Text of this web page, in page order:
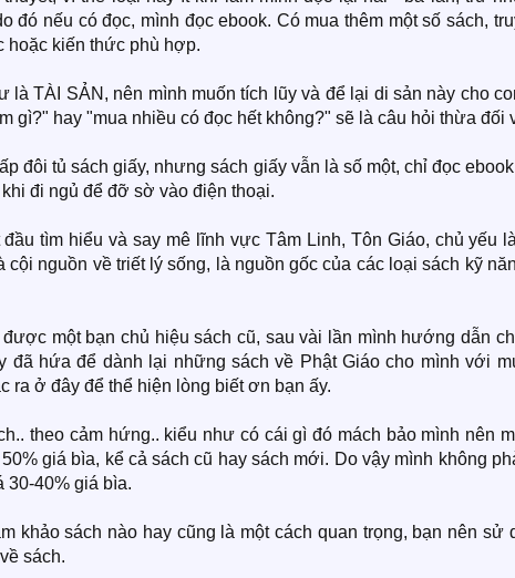
đó nếu có đọc, mình đọc ebook. Có mua thêm một số sách,
hoặc kiến thức phù hợp.
là TÀI SẢN, nên mình muốn tích lũy và để lại di sản này cho
gì?" hay "mua nhiều có đọc hết không?" sẽ là câu hỏi thừa đối
đôi tủ sách giấy, nhưng sách giấy vẫn là số một, chỉ đọc
đi ngủ để đỡ sờ vào điện thoại.
tìm hiểu và say mê lĩnh vực Tâm Linh, Tôn Giáo, chủ yếu
cội nguồn về triết lý sống, là nguồn gốc của các loại sách kỹ
một bạn chủ hiệu sách cũ, sau vài lần mình hướng dẫn
đã hứa để dành lại những sách về Phật Giáo cho mình với
ở đây để thể hiện lòng biết ơn bạn ấy.
theo cảm hứng.. kiểu như có cái gì đó mách bảo mình nên
giá bìa, kể cả sách cũ hay sách mới. Do vậy mình không
30-40% giá bìa.
khảo sách nào hay cũng là một cách quan trọng, bạn nên sử
sách.